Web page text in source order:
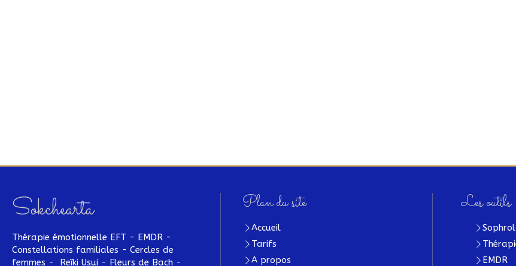
Sokchearta
Thérapie émotionnelle EFT - EMDR -
Constellations familiales - Cercles de
femmes - Reîki Usui - Fleurs de Bach -
Plan du site
Accueil
Tarifs
A propos
Les outils
EMDR